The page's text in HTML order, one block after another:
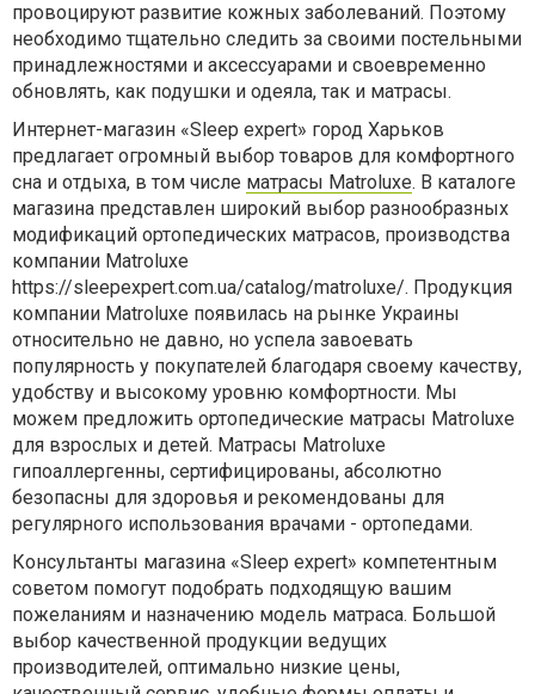
провоцируют развитие кожных заболеваний. Поэтому
необходимо тщательно следить за своими постельными
принадлежностями и аксессуарами и своевременно
обновлять, как подушки и одеяла, так и матрасы.
Интернет-магазин «Sleep expert» город Харьков
предлагает огромный выбор товаров для комфортного
сна и отдыха, в том числе матрасы Matroluxe. В каталоге
магазина представлен широкий выбор разнообразных
модификаций ортопедических матрасов, производства
компании Matroluxe
https://sleepexpert.com.ua/catalog/matroluxe/. Продукция
компании Matroluxe появилась на рынке Украины
относительно не давно, но успела завоевать
популярность у покупателей благодаря своему качеству,
удобству и высокому уровню комфортности. Мы
можем предложить ортопедические матрасы Matroluxe
для взрослых и детей. Матрасы Matroluxe
гипоаллергенны, сертифицированы, абсолютно
безопасны для здоровья и рекомендованы для
регулярного использования врачами - ортопедами.
Консультанты магазина «Sleep expert» компетентным
советом помогут подобрать подходящую вашим
пожеланиям и назначению модель матраса. Большой
выбор качественной продукции ведущих
производителей, оптимально низкие цены,